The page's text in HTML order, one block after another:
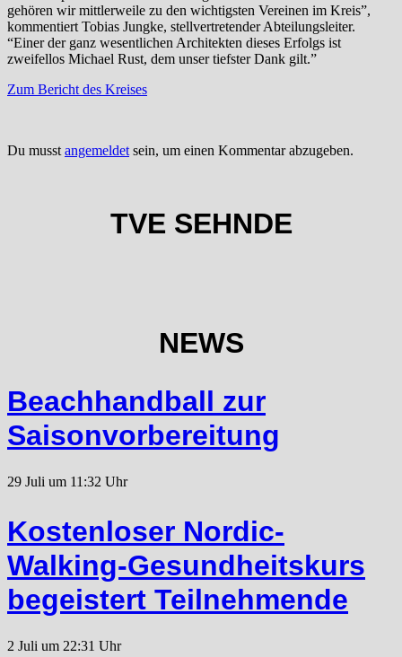
gehören wir mittlerweile zu den wichtigsten Vereinen im Kreis”,
kommentiert Tobias Jungke, stellvertretender Abteilungsleiter.
“Einer der ganz wesentlichen Architekten dieses Erfolgs ist
zweifellos Michael Rust, dem unser tiefster Dank gilt.”
Zum Bericht des Kreises
Du musst angemeldet sein, um einen Kommentar abzugeben.
TVE SEHNDE
NEWS
Beachhandball zur
Saisonvorbereitung
29 Juli um 11:32 Uhr
Kostenloser Nordic-
Walking-Gesundheitskurs
begeistert Teilnehmende
2 Juli um 22:31 Uhr